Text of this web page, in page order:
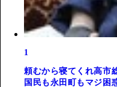
1
頼むから寝てくれ高
国民も永田町もマジ